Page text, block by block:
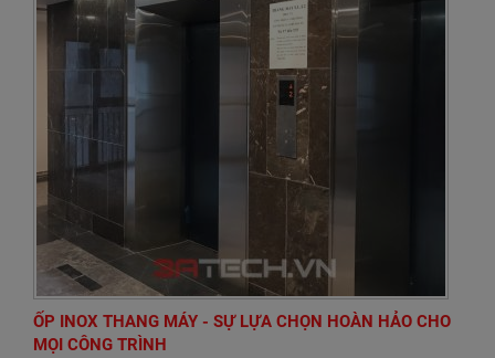
ỐP INOX THANG MÁY - SỰ LỰA CHỌN HOÀN HẢO CHO
MỌI CÔNG TRÌNH